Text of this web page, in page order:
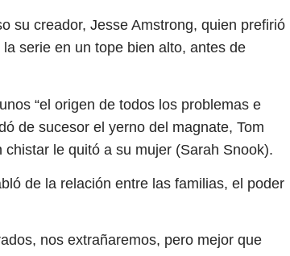
su creador, Jesse Amstrong, quien prefirió
serie en un tope bien alto, antes de
“el origen de todos los problemas e
de sucesor el yerno del magnate, Tom
le quitó a su mujer (Sarah Snook).
de la relación entre las familias, el poder
nos extrañaremos, pero mejor que